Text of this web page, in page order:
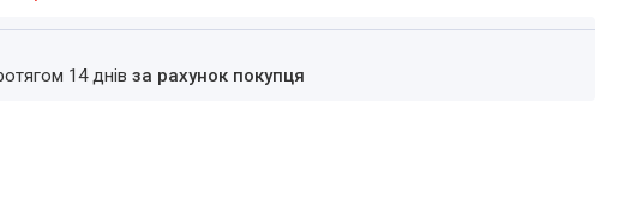
14 днів за рахунок покупця